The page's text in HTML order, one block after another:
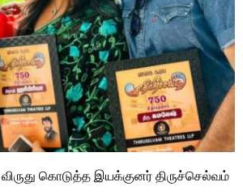
விருது கொடுத்த இயக்குனர் திருச்செல்வம்